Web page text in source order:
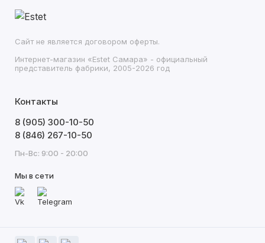
Сайт не является договором оферты.
Интернет-магазин «Estet Самара» - официальный
представитель фабрики, 2005-2026 год
Контакты
8 (905) 300-10-50
8 (846) 267-10-50
Пн-Вс: 9:00 - 20:00
Мы в сети